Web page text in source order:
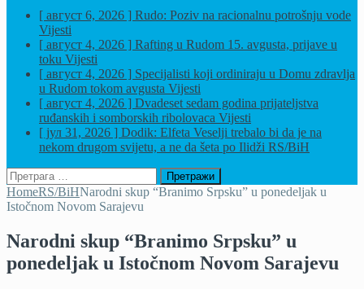
[ август 6, 2026 ] Rudo: Poziv na racionalnu potrošnju vode
Vijesti
[ август 4, 2026 ] Rafting u Rudom 15. avgusta, prijave u
toku Vijesti
[ август 4, 2026 ] Specijalisti koji ordiniraju u Domu zdravlja
u Rudom tokom avgusta Vijesti
[ август 4, 2026 ] Dvadeset sedam godina prijateljstva
ruđanskih i somborskih ribolovaca Vijesti
[ јул 31, 2026 ] Dodik: Elfeta Veselji trebalo bi da je na
nekom drugom svijetu, a ne da šeta po Ilidži RS/BiH
Претрага
за:
HomeRS/BiHNarodni skup “Branimo Srpsku” u ponedeljak u
Istočnom Novom Sarajevu
Narodni skup “Branimo Srpsku” u
ponedeljak u Istočnom Novom Sarajevu